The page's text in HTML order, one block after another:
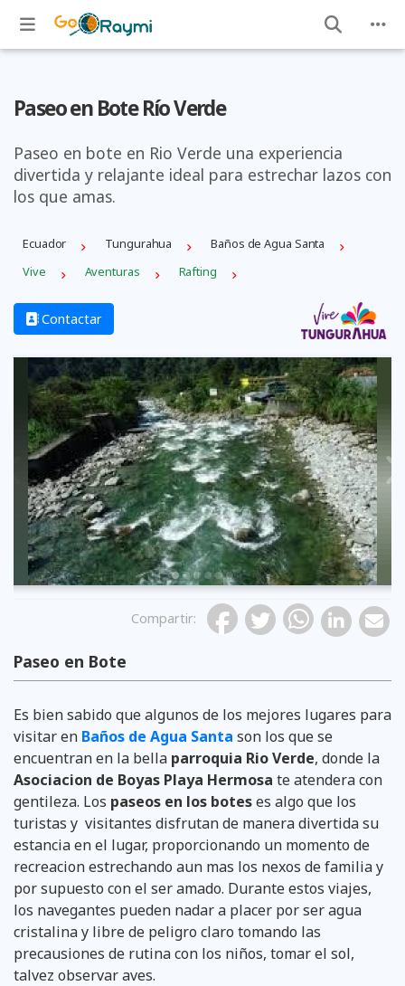
Paseo en Bote Río Verde
Paseo en bote en Rio Verde una experiencia
divertida y relajante ideal para estrechar lazos con
los que amas.
Ecuador Tungurahua
Baños de Agua Santa
Vive
Aventuras Rafting
Contactar
Previous
Compartir:
Paseo en Bote
Es bien sabido que algunos de los mejores lugares para
visitar en Baños de Agua Santa son los que se
encuentran en la bella parroquia Rio Verde, donde la
Asociacion de Boyas Playa Hermosa te atendera con
gentileza. Los paseos en los boteses algo que los
turistas y visitantes disfrutan de manera divertida su
estancia en el lugar, proporcionando un momento de
recreacion estrechando aun mas los nexos de familia y
por supuesto con el ser amado. Durante estos viajes,
los navegantes pueden nadar a placer por ser agua
cristalina y libre de peligro claro tomando las
precausiones de rutina con los niños, tomar el sol,
talvez observar aves.